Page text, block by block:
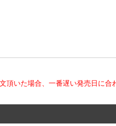
頂いた場合、一番遅い発売日に合